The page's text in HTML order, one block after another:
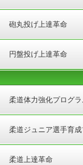
砲丸投げ上達革命
円盤投げ上達革命
柔道体力強化プログ
レーニング
柔道ジュニア選手育
者向け～
柔道上達革命